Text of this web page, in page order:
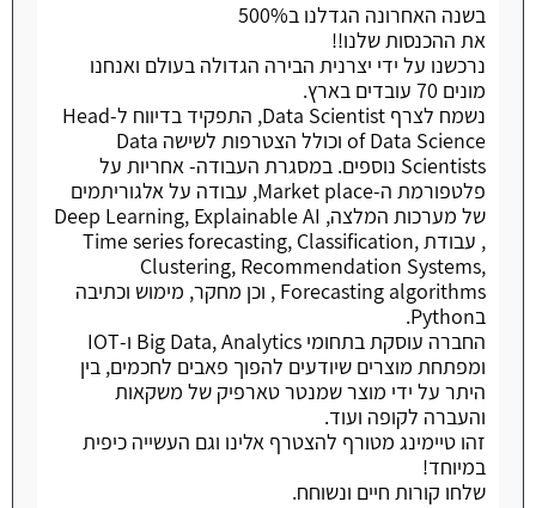
בשנה האחרונה הגדלנו ב500%
את ההכנסות שלנו!!
נרכשנו על ידי יצרנית הבירה הגדולה בעולם ואנחנו
מונים 70 עובדים בארץ.
נשמח לצרף Data Scientist, התפקיד בדיווח ל-Head
of Data Science וכולל הצטרפות לשישה Data
Scientists נוספים. במסגרת העבודה- אחריות על
פלטפורמת ה-Market place, עבודה על אלגוריתמים
של מערכות המלצה, Deep Learning, Explainable AI
, עבודת Time series forecasting, Classification,
Clustering, Recommendation Systems,
Forecasting algorithms , וכן מחקר, מימוש וכתיבה
בPython.
החברה עוסקת בתחומי Big Data, Analytics ו-IOT
ומפתחת מוצרים שיודעים להפוך פאבים לחכמים, בין
היתר על ידי מוצר שמנטר טארפיק של משקאות
והעברה לקופה ועוד.
זהו טיימינג מטורף להצטרף אלינו וגם העשייה כיפית
במיוחד!
שלחו קורות חיים ונשוחח.